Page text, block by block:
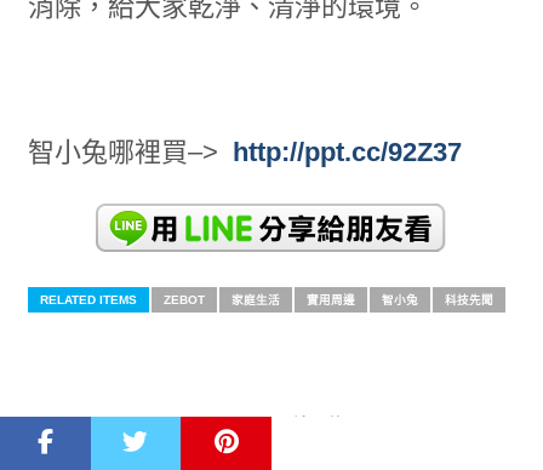
消除，給大家乾淨、清淨的環境。
智小兔哪裡買–> http://ppt.cc/92Z37
RELATED ITEMS ZEBOT 家庭生活 實用周邊 智小兔 科技先聞
MORE IN 周邊配件